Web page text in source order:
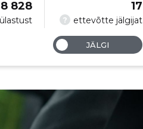
828
? ettevõtte jälgijat
17
JÄLGI